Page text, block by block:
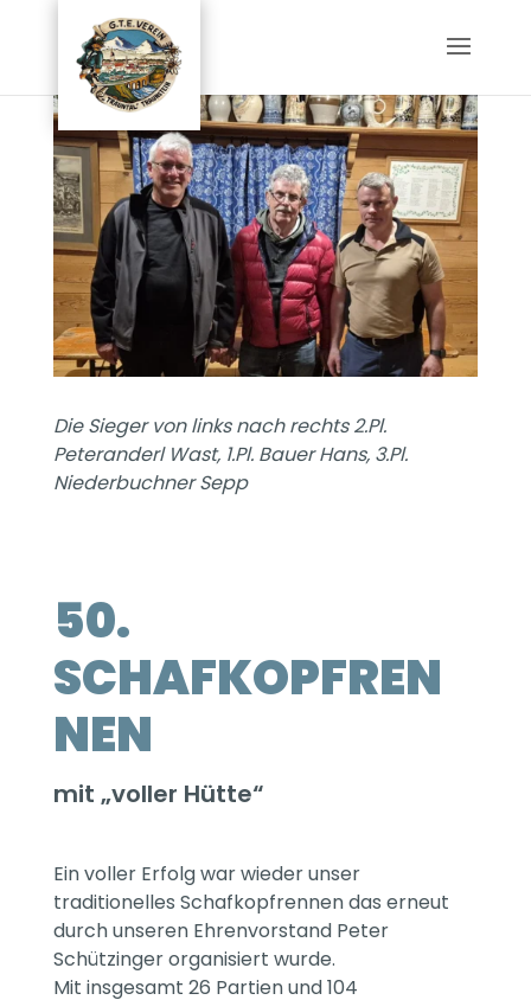
Die Sieger von links nach rechts 2.Pl.
Peteranderl Wast, 1.Pl. Bauer Hans, 3.Pl.
Niederbuchner Sepp
50.
SCHAFKOPFREN
NEN
mit „voller Hütte“
Ein voller Erfolg war wieder unser
traditionelles Schafkopfrennen das erneut
durch unseren Ehrenvorstand Peter
Schützinger organisiert wurde.
Mit insgesamt 26 Partien und 104